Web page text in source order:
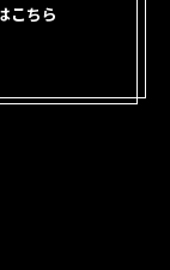
こちら